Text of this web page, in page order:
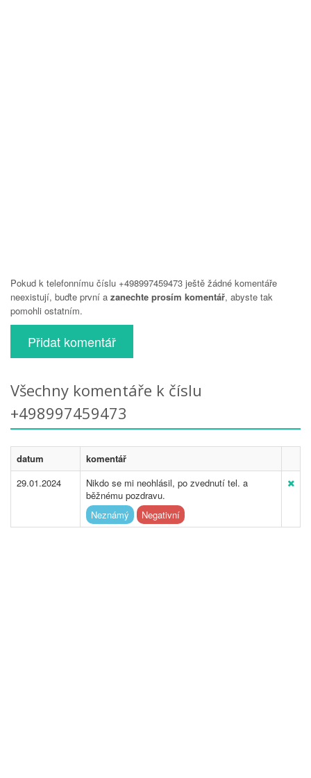
Pokud k telefonnímu číslu +498997459473 ještě žádné komentáře
neexistují, buďte první a zanechte prosím komentář, abyste tak
pomohli ostatním.
Přidat komentář
Všechny komentáře k číslu
+498997459473
datum
komentář
29.01.2024
Nikdo se mi neohlásil, po zvednutí tel. a
běžnému pozdravu.
Neznámý
Negativní